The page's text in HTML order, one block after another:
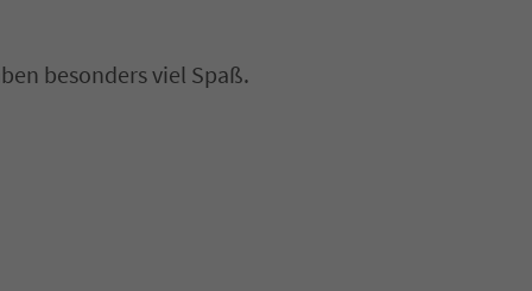
besonders viel Spaß.